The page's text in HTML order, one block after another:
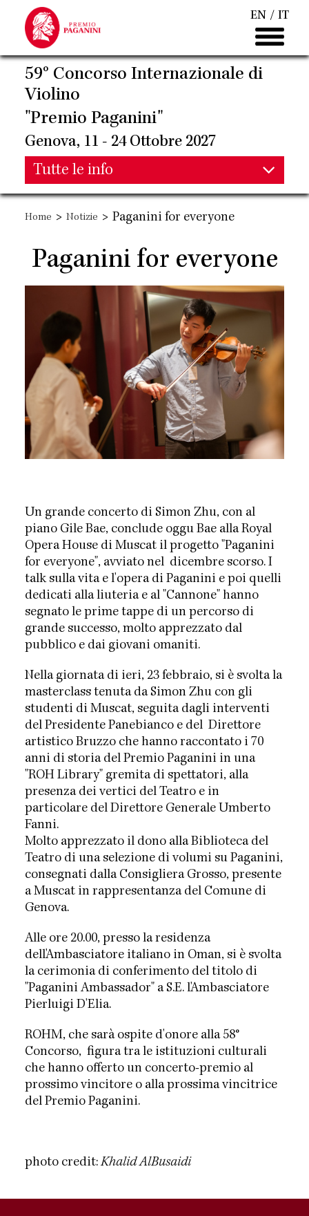
contenuto
principale
EN IT
59° Concorso Internazionale di
Violino
"Premio Paganini"
Genova, 11 - 24 Ottobre 2027
Main
navigation
Tutte le info
Main
navigation
Home > Notizie > Paganini for everyone
Paganini for everyone
Un grande concerto di Simon Zhu, con al
piano Gile Bae, conclude oggu Bae alla Royal
Opera House di Muscat il progetto "Paganini
for everyone", avviato nel dicembre scorso. I
talk sulla vita e l'opera di Paganini e poi quelli
dedicati alla liuteria e al "Cannone" hanno
segnato le prime tappe di un percorso di
grande successo, molto apprezzato dal
pubblico e dai giovani omaniti.
Nella giornata di ieri, 23 febbraio, si è svolta la
masterclass tenuta da Simon Zhu con gli
studenti di Muscat, seguita dagli interventi
del Presidente Panebianco e del Direttore
artistico Bruzzo che hanno raccontato i 70
anni di storia del Premio Paganini in una
"ROH Library" gremita di spettatori, alla
presenza dei vertici del Teatro e in
particolare del Direttore Generale Umberto
Fanni.
Molto apprezzato il dono alla Biblioteca del
Teatro di una selezione di volumi su Paganini,
consegnati dalla Consigliera Grosso, presente
a Muscat in rappresentanza del Comune di
Genova.
Alle ore 20.00, presso la residenza
dell'Ambasciatore italiano in Oman, si è svolta
la cerimonia di conferimento del titolo di
"Paganini Ambassador" a S.E. l'Ambasciatore
Pierluigi D'Elia.
ROHM, che sarà ospite d'onore alla 58°
Concorso, figura tra le istituzioni culturali
che hanno offerto un concerto-premio al
prossimo vincitore o alla prossima vincitrice
del Premio Paganini.
photo credit:Khalid AlBusaidi